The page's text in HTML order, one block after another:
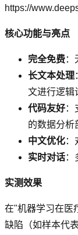
https://
核心功能与亮点
完全免费：
长文本处理
文进行逻辑
代码友好：
的数据分析
中文优化：
实时对话：
实测效果
在"机器学习在医
缺陷（如样本代